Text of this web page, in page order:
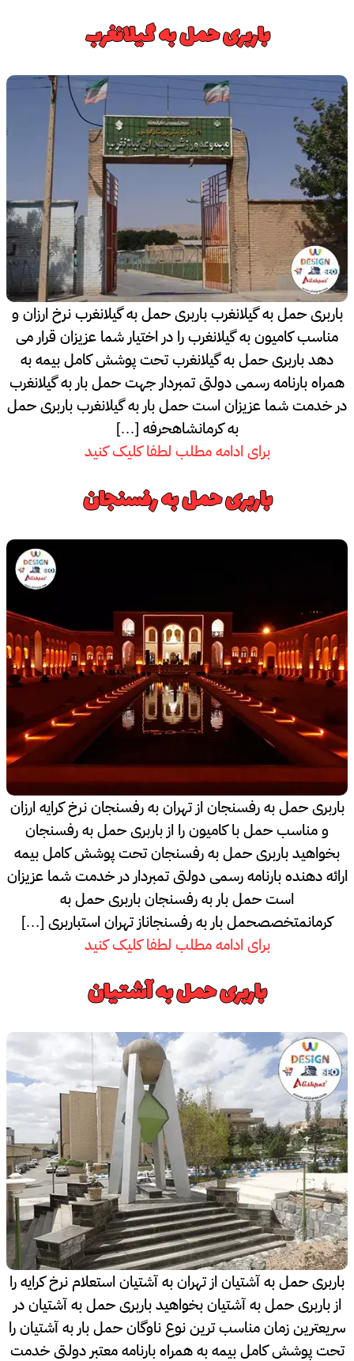
باربری حمل به گیلانغرب
باربری حمل به گیلانغرب باربری حمل به گیلانغرب نرخ ارزان و
مناسب کامیون به گیلانغرب را در اختیار شما عزیزان قرار می
دهد باربری حمل به گیلانغرب تحت پوشش کامل بیمه به
همراه بارنامه رسمی دولتی تمبردار جهت حمل بار به گیلانغرب
در خدمت شما عزیزان است حمل بار به گیلانغرب باربری حمل
به کرمانشاهحرفه […]
برای ادامه مطلب لطفا کلیک کنید
باربری حمل به رفسنجان
باربری حمل به رفسنجان از تهران به رفسنجان نرخ کرایه ارزان
و مناسب حمل با کامیون را از باربری حمل به رفسنجان
بخواهید باربری حمل به رفسنجان تحت پوشش کامل بیمه
ارائه دهنده بارنامه رسمی دولتی تمبردار در خدمت شما عزیزان
است حمل بار به رفسنجان باربری حمل به
کرمانمتخصصحمل بار به رفسنجاناز تهران استباربری […]
برای ادامه مطلب لطفا کلیک کنید
باربری حمل به آشتیان
باربری حمل به آشتیان از تهران به آشتیان استعلام نرخ کرایه را
از باربری حمل به آشتیان بخواهید باربری حمل به آشتیان در
سریعترین زمان مناسب ترین نوع ناوگان حمل بار به آشتیان را
تحت پوشش کامل بیمه به همراه بارنامه معتبر دولتی خدمت